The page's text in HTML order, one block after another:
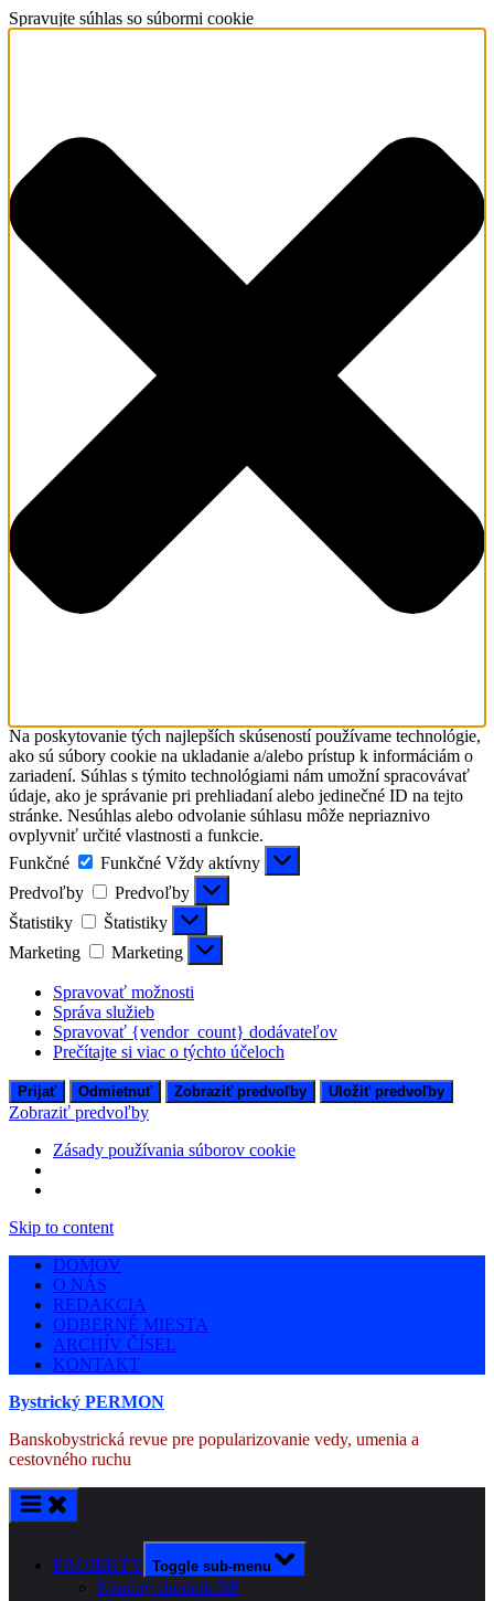
Spravujte súhlas so súbormi cookie
Na poskytovanie tých najlepších skúseností používame technológie,
ako sú súbory cookie na ukladanie a/alebo prístup k informáciám o
zariadení. Súhlas s týmito technológiami nám umožní spracovávať
údaje, ako je správanie pri prehliadaní alebo jedinečné ID na tejto
stránke. Nesúhlas alebo odvolanie súhlasu môže nepriaznivo
ovplyvniť určité vlastnosti a funkcie.
Funkčné
Funkčné Vždy aktívny
Predvoľby
Predvoľby
Štatistiky
Štatistiky
Marketing
Marketing
Spravovať možnosti
Správa služieb
Spravovať {vendor_count} dodávateľov
Prečítajte si viac o týchto účeloch
Prijať Odmietnuť Zobraziť predvoľby Uložiť predvoľby
Zobraziť predvoľby
Zásady používania súborov cookie
Skip to content
DOMOV
O NÁS
REDAKCIA
ODBERNÉ MIESTA
ARCHÍV ČÍSEL
KONTAKT
Bystrický PERMON
Banskobystrická revue pre popularizovanie vedy, umenia a
cestovného ruchu
PROJEKTY Toggle sub-menu
Náučný chodník BP